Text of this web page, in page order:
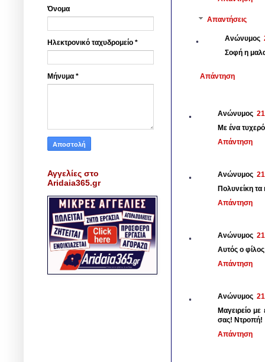
Απαντήσεις
Ανώνυμος
Σοφή η
Απάντηση
Ανώνυμος
Με ένα
Απάντηση
Ανώνυμος
Πολυνείκη
Απάντηση
Ανώνυμος
Αυτός ο
Απάντηση
Ανώνυμος
Μαγειρείο
σας! Ντροπή!
Απάντηση
Όνομα
Ηλεκτρονικό ταχυδρομείο *
Μήνυμα *
Αγγελίες στο
Aridaia365.gr